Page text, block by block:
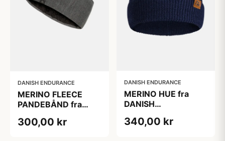
DANISH ENDURANCE
MERINO FLEECE
PANDEBÅND fra
ENDURANCE,
300,00 kr
DANISH ENDURANCE
MERINO HUE fra
DANISH
Blød Merinould og
340,00 kr